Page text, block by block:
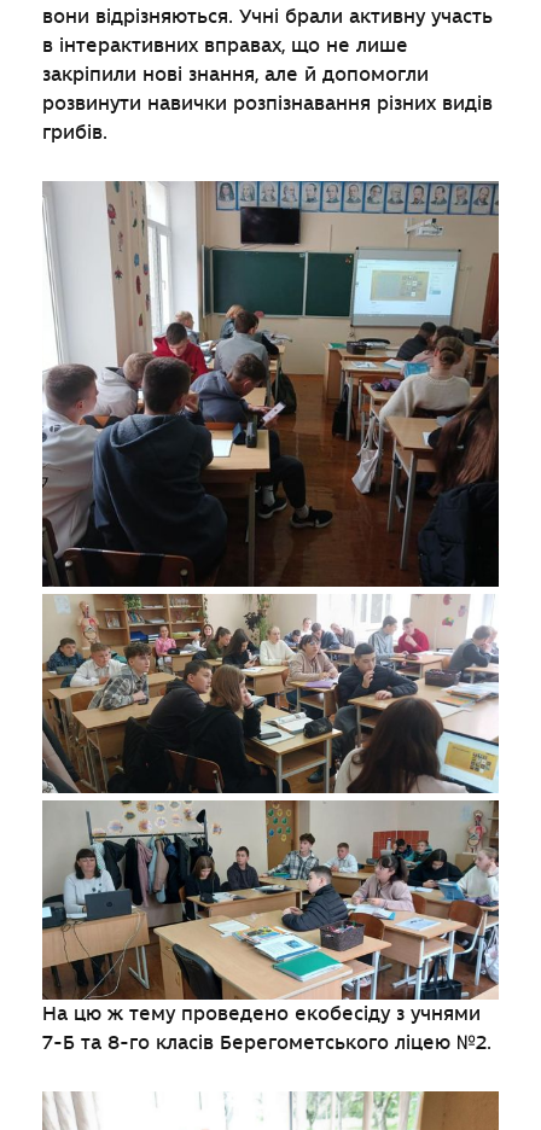
вони відрізняються. Учні брали активну участь
в інтерактивних вправах, що не лише
закріпили нові знання, але й допомогли
розвинути навички розпізнавання різних видів
грибів.
На цю ж тему проведено екобесіду з учнями
7-Б та 8-го класів Берегометського ліцею №2.